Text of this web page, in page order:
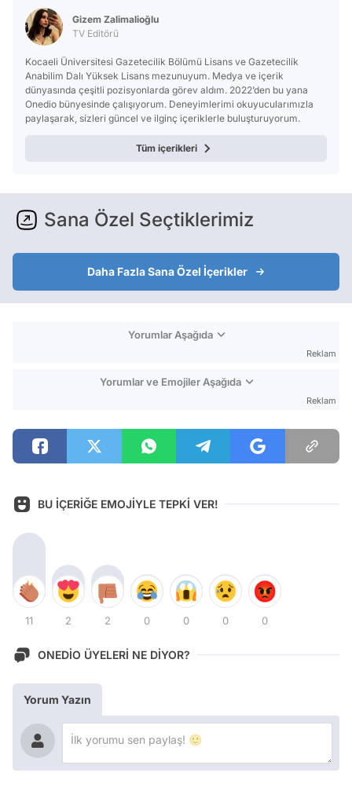
Gizem Zalimalioğlu
TV Editörü
Kocaeli Üniversitesi Gazetecilik Bölümü Lisans ve Gazetecilik
Anabilim Dalı Yüksek Lisans mezunuyum. Medya ve içerik
dünyasında çeşitli pozisyonlarda görev aldım. 2022’den bu yana
Onedio bünyesinde çalışıyorum. Deneyimlerimi okuyucularımızla
paylaşarak, sizleri güncel ve ilginç içeriklerle buluşturuyorum.
Tüm içerikleri
Sana Özel Seçtiklerimiz
Daha Fazla Sana Özel İçerikler
Yorumlar Aşağıda
Reklam
Yorumlar ve Emojiler Aşağıda
Reklam
BU İÇERİĞE EMOJİYLE TEPKİ VER!
11 2 2 0 0 0 0
ONEDİO ÜYELERİ NE DİYOR?
Yorum Yazın